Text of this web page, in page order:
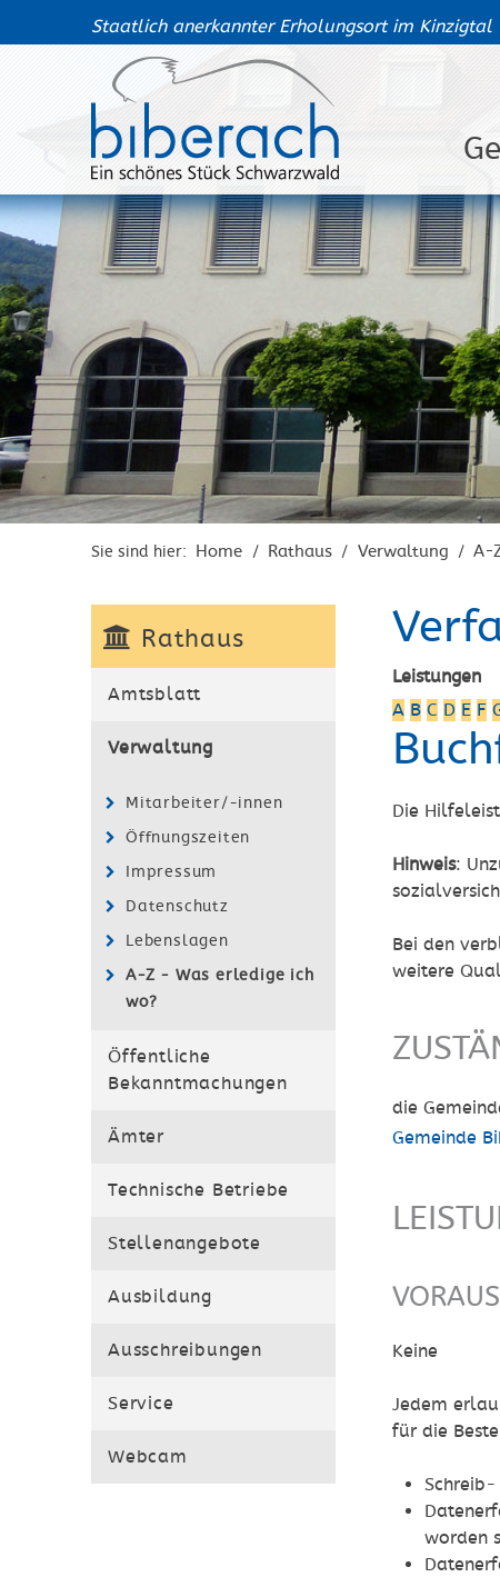
Staatlich anerkannter Erholungsort im Kinzigtal
Sie sind hier: Home / Rathaus / Verwaltung / A-
Rathaus
Amtsblatt
Verwaltung
Mitarbeiter/-innen
Öffnungszeiten
Impressum
Datenschutz
Lebenslagen
A-Z - Was erledige ich
wo?
Öffentliche
Bekanntmachungen
Ämter
Technische Betriebe
Stellenangebote
Ausbildung
Ausschreibungen
Service
Webcam
Leistungen
A B C D E F
Die
Hinweis:
Bei den
weitere
die
Gemeinde
Keine
Jedem
für die
Schreib-
worden